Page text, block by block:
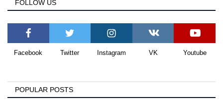
FOLLOW US
Facebook Twitter Instagram VK Youtube
POPULAR POSTS